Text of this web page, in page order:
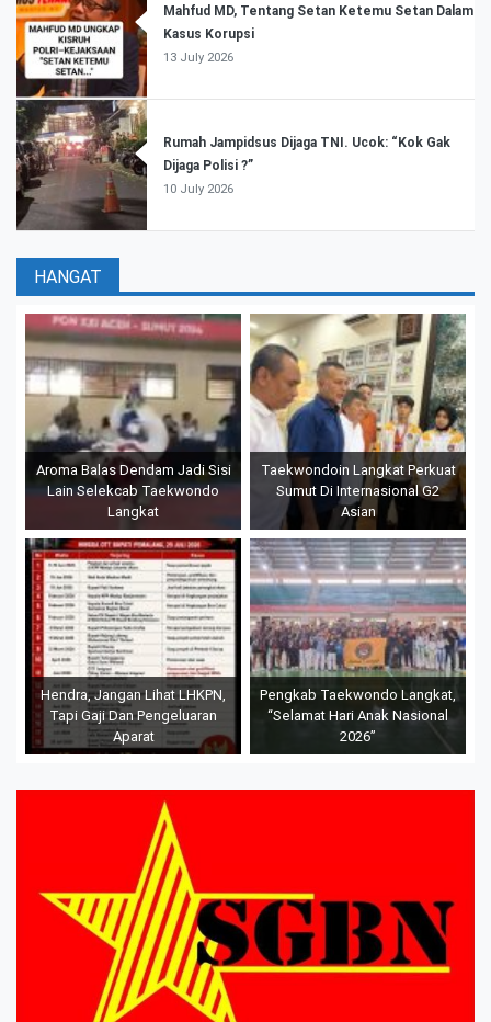
Mahfud MD, Tentang Setan Ketemu Setan Dalam
Kasus Korupsi
13 July 2026
Rumah Jampidsus Dijaga TNI. Ucok: “Kok Gak
Dijaga Polisi ?”
10 July 2026
HANGAT
Aroma Balas Dendam Jadi Sisi
Lain Selekcab Taekwondo
Langkat
Taekwondoin Langkat Perkuat
Sumut Di Internasional G2
Asian
Hendra, Jangan Lihat LHKPN,
Tapi Gaji Dan Pengeluaran
Aparat
Pengkab Taekwondo Langkat,
“Selamat Hari Anak Nasional
2026”